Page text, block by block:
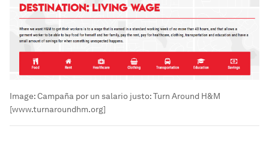
Image:Campaña por un salario justo: Turn Around H&M
[www.turnaroundhm.org]